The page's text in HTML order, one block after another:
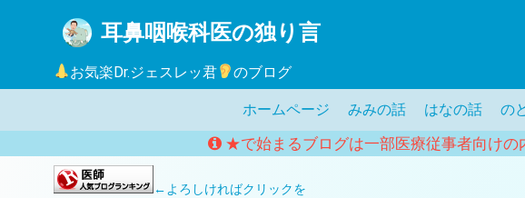
へ
ス
耳鼻咽喉科医の独り言
お気楽Dr.ジェスレッ君 のブログ
ホームページ みみの話 はなの話 の
★で始まるブログは一部医療従事者向けの
←よろしければクリックを